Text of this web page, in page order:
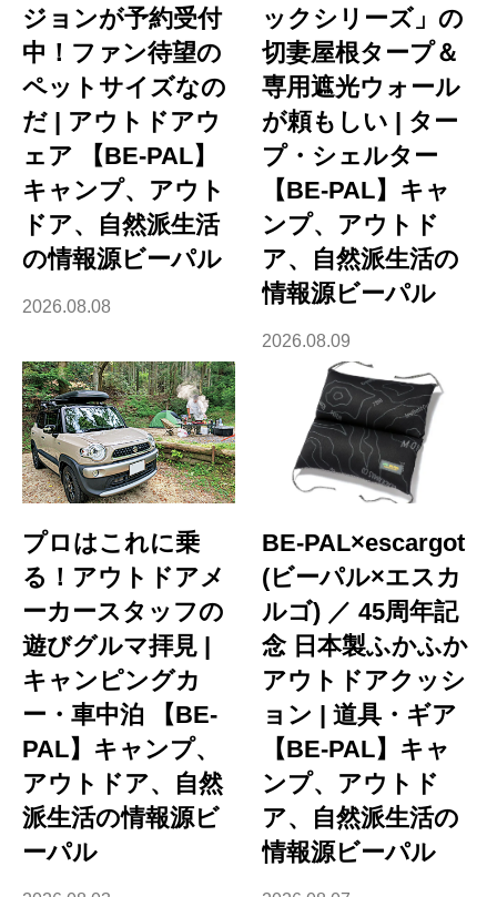
ジョンが予約受付
中！ファン待望の
ペットサイズなの
だ | アウトドアウ
ェア 【BE-PAL】
キャンプ、アウト
ドア、自然派生活
の情報源ビーパル
2026.08.08
ックシリーズ」の
切妻屋根タープ＆
専用遮光ウォール
が頼もしい | ター
プ・シェルター
【BE-PAL】キャ
ンプ、アウトド
ア、自然派生活の
情報源ビーパル
2026.08.09
プロはこれに乗
る！アウトドアメ
ーカースタッフの
遊びグルマ拝見 |
キャンピングカ
ー・車中泊 【BE-
PAL】キャンプ、
アウトドア、自然
派生活の情報源ビ
ーパル
BE-PAL×escargot
(ビーパル×エスカ
ルゴ) ／ 45周年記
念 日本製ふかふか
アウトドアクッシ
ョン | 道具・ギア
【BE-PAL】キャ
ンプ、アウトド
ア、自然派生活の
情報源ビーパル